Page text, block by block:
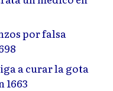
por falsa
a curar la gota
1663